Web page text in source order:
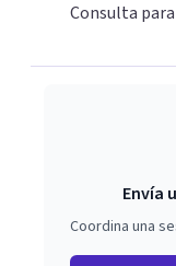
Consulta
Envía
Coordina una